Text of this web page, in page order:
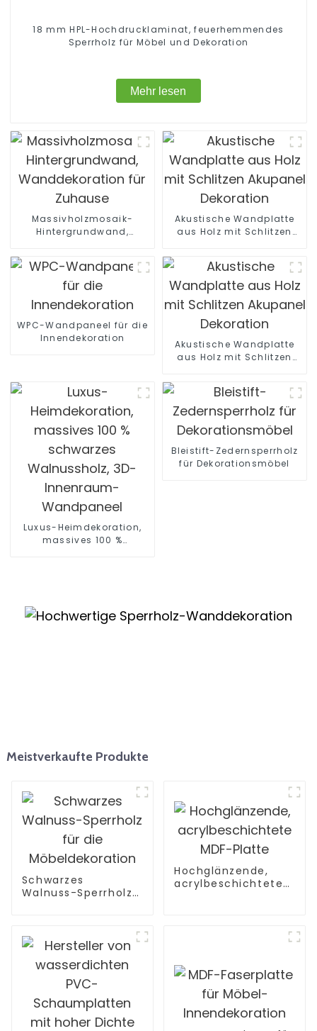
18 mm HPL-Hochdrucklaminat, feuerhemmendes
Sperrholz für Möbel und Dekoration
Mehr lesen
Massivholzmosaik-
Hintergrundwand,
Akustische Wandplatte
aus Holz mit Schlitzen
WPC-Wandpaneel für die
Innendekoration
Akustische Wandplatte
aus Holz mit Schlitzen
Luxus-Heimdekoration,
massives 100 %
Bleistift-Zedernsperrholz
für Dekorationsmöbel
Meistverkaufte Produkte
Schwarzes
Walnuss-Sperrholz
Hochglänzende,
acrylbeschichtete